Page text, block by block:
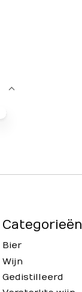
Categorieën
Bier
Wijn
Gedistilleerd